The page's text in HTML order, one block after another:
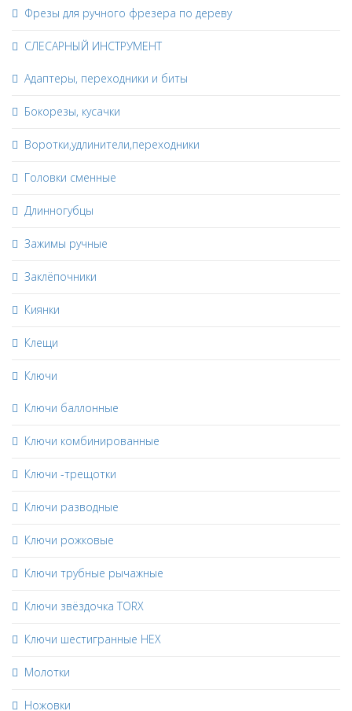
Фрезы для ручного фрезера по дереву
СЛЕСАРНЫЙ ИНСТРУМЕНТ
Адаптеры, переходники и биты
Бокорезы, кусачки
Воротки,удлинители,переходники
Головки сменные
Длинногубцы
Зажимы ручные
Заклёпочники
Киянки
Клещи
Ключи
Ключи баллонные
Ключи комбинированные
Ключи -трещотки
Ключи разводные
Ключи рожковые
Ключи трубные рычажные
Ключи звёздочка TORX
Ключи шестигранные HEX
Молотки
Ножовки